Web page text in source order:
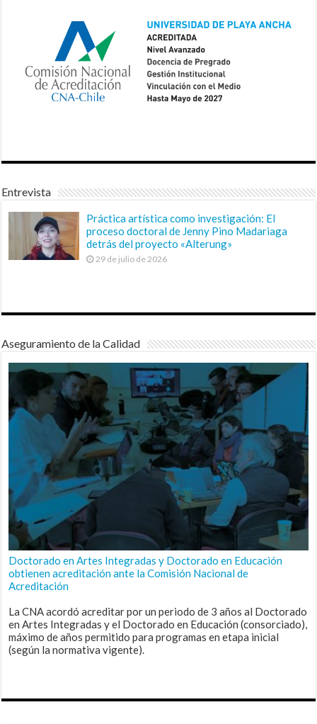
Entrevista
Práctica artística como investigación: El
proceso doctoral de Jenny Pino Madariaga
detrás del proyecto «Alterung»
29 de julio de 2026
Aseguramiento de la Calidad
Doctorado en Artes Integradas y Doctorado en Educación
obtienen acreditación ante la Comisión Nacional de
Acreditación
La CNA acordó acreditar por un periodo de 3 años al Doctorado
en Artes Integradas y el Doctorado en Educación (consorciado),
máximo de años permitido para programas en etapa inicial
(según la normativa vigente).